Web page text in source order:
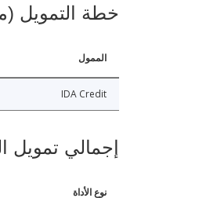
خطة التمويل
الممول
IDA Credit
إجمالي تمويل
نوع الأداة